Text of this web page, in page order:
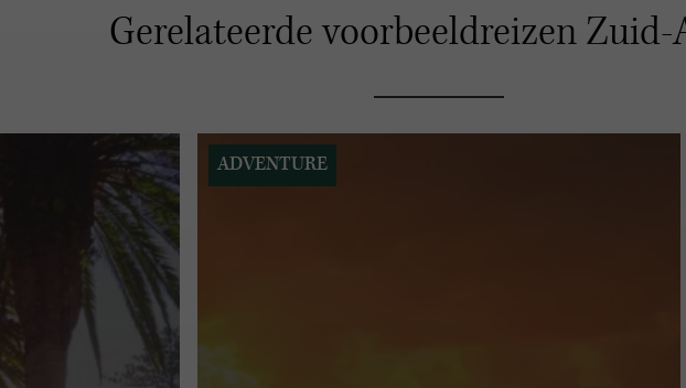
Gerelateerde voorbeeldreizen
ADVENTURE